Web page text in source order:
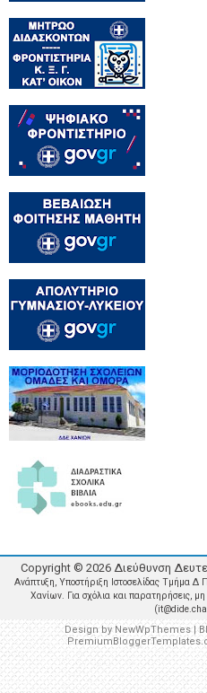
Copyright © 2026 Διεύθυνση
Ανάπτυξη, Υποστήριξη Ιστοσελίδας Τμήμα
Χανίων. Για σχόλια και παρατηρήσεις,
Design byNewWpThemes|